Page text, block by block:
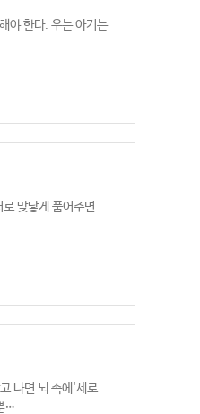
야 한다. 우는 아기는
맞닿게 품어주면
나면 뇌 속에'세로
…